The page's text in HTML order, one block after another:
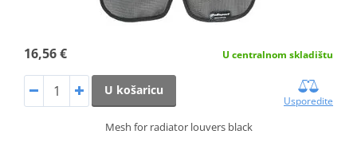
16,56 € U centralnom skladištu
U košaricu
Usporedite
Mesh for radiator louvers black